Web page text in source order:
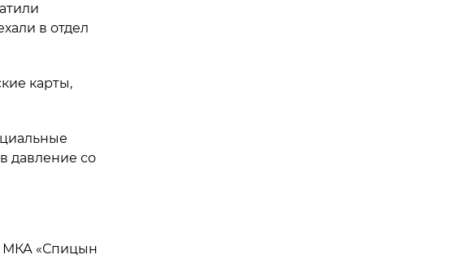
в отдел
карты,
давление со
МКА «Спицын